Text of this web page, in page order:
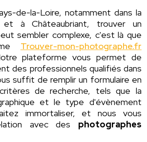
de-la-Loire, notamment dans la
et à Châteaubriant, trouver un
sembler complexe, c'est là que
Trouver-mon-photographe.fr
plateforme vous permet de
des professionnels qualifiés dans
suffit de remplir un formulaire en
de recherche, tels que la
et le type d'évènement
immortaliser, et nous vous
avec des photographes